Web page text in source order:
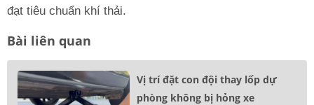
đạt tiêu chuẩn khí thải.
Bài liên quan
Vị trí đặt con đội thay lốp dự
phòng không bị hỏng xe